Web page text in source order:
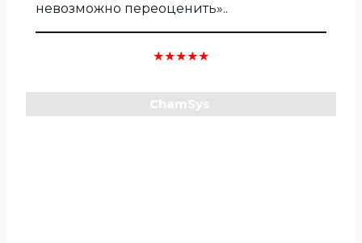
невозможно переоценить»..
★★★★★
ChamSys